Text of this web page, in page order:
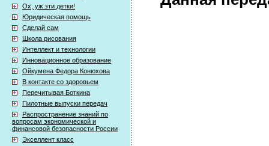
Ох, уж эти детки!
Юридическая помощь
Сделай сам
Школа рисования
Интеллект и технологии
Инновационное образование
Ойкумена Федора Конюхова
В контакте со здоровьем
Перечитывая Боткина
Пилотные выпуски передач
Распространение знаний по
вопросам экономической и
финансовой безопасности России
Экселлент класс